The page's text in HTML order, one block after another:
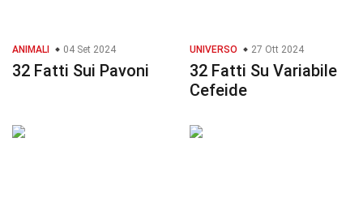
ANIMALI 04 Set 2024
32 Fatti Sui Pavoni
UNIVERSO 27 Ott 2024
32 Fatti Su Variabile
Cefeide